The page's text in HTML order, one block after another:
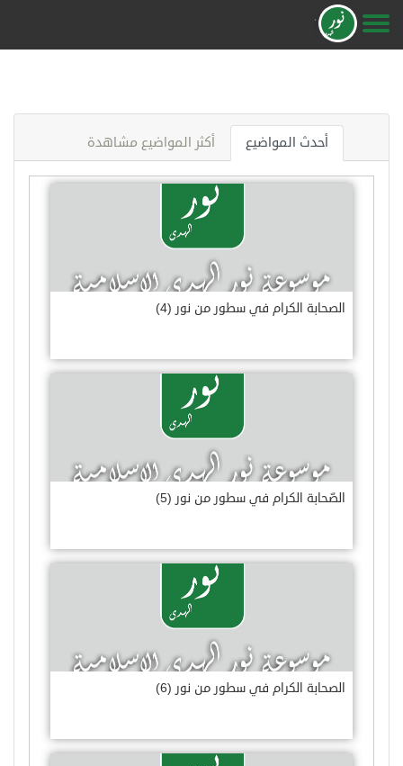
أحدث المواضيع أكثر المواضيع مشاهدة
الصحابة الكرام في سطور من نور (4)
الصّحابة الكرام في سطور من نور (5)
الصحابة الكرام في سطور من نور (6)